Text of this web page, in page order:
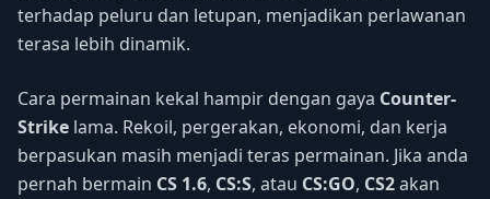
terhadap peluru dan letupan, menjadikan perlawanan
terasa lebih dinamik.
Cara permainan kekal hampir dengan gaya Counter-
Strike lama. Rekoil, pergerakan, ekonomi, dan kerja
berpasukan masih menjadi teras permainan. Jika anda
pernah bermain CS 1.6, CS:S, atau CS:GO, CS2akan